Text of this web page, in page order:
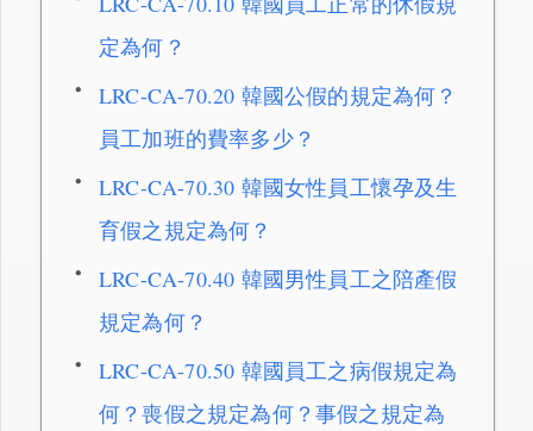
定為何？
LRC-CA-70.20 韓國公假的規定為何？
員工加班的費率多少？
LRC-CA-70.30 韓國女性員工懷孕及生
育假之規定為何？
LRC-CA-70.40 韓國男性員工之陪產假
規定為何？
LRC-CA-70.50 韓國員工之病假規定為
何？喪假之規定為何？事假之規定為